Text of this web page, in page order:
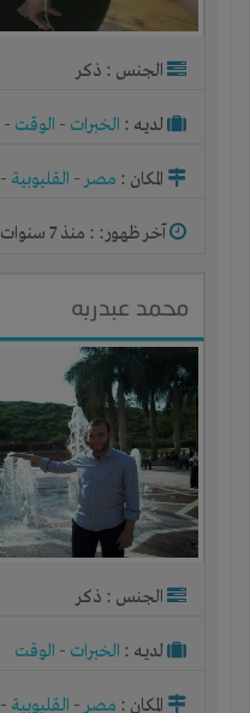
الجنس : ذكر
لديـه : الخبرات - الوقت -
المكان : مصر- القليوبية -
آخر ظهور: : منذ 7 سنوات
محمد عبدربه
الجنس : ذكر
لديـه : الخبرات - الوقت
المكان : مصر- القليوبية -